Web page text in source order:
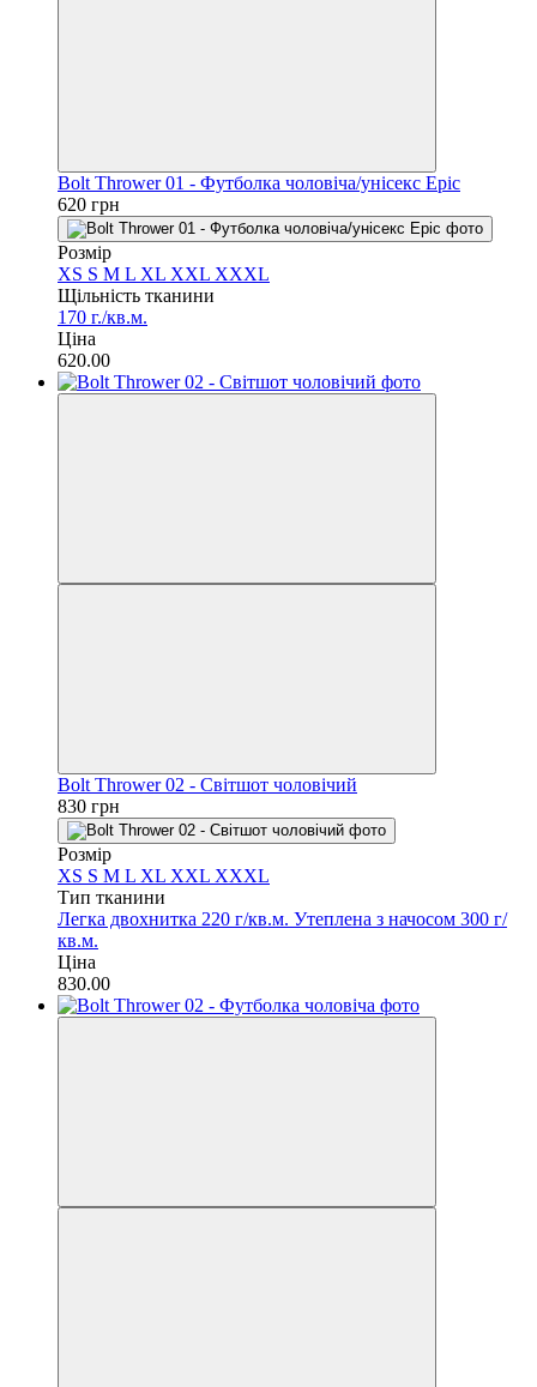
Bolt Thrower 01 - Футболка чоловіча/унісекс Epic
620 грн
Розмір
XS S M L XL XXL XXXL
Щільність тканини
170 г./кв.м.
Ціна
620.00
Bolt Thrower 02 - Світшот чоловічий
830 грн
Розмір
XS S M L XL XXL XXXL
Тип тканини
Легка двохнитка 220 г/кв.м. Утеплена з начосом 300 г/
кв.м.
Ціна
830.00